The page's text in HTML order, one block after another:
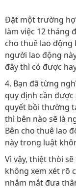
Đặt một trường
làm việc 12 tháng
cho thuê lao động
người lao động
đây thì có được
4. Bạn đã từng
quy định cần
quyết bồi thường
thì bên nào sẽ là
Bên cho thuê lao
này trong luật
Vì vậy, thiệt thòi
không xem xét rõ
nhắm mắt đưa